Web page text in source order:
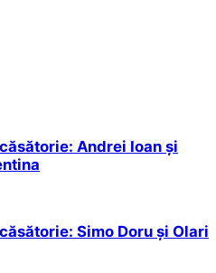
Andrei Ioan și
Simo Doru și Olari